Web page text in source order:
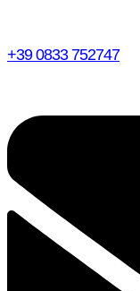
+39 0833 752747